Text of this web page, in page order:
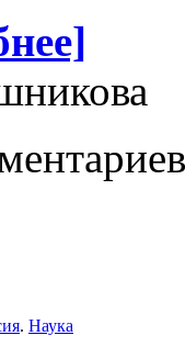
. Наука